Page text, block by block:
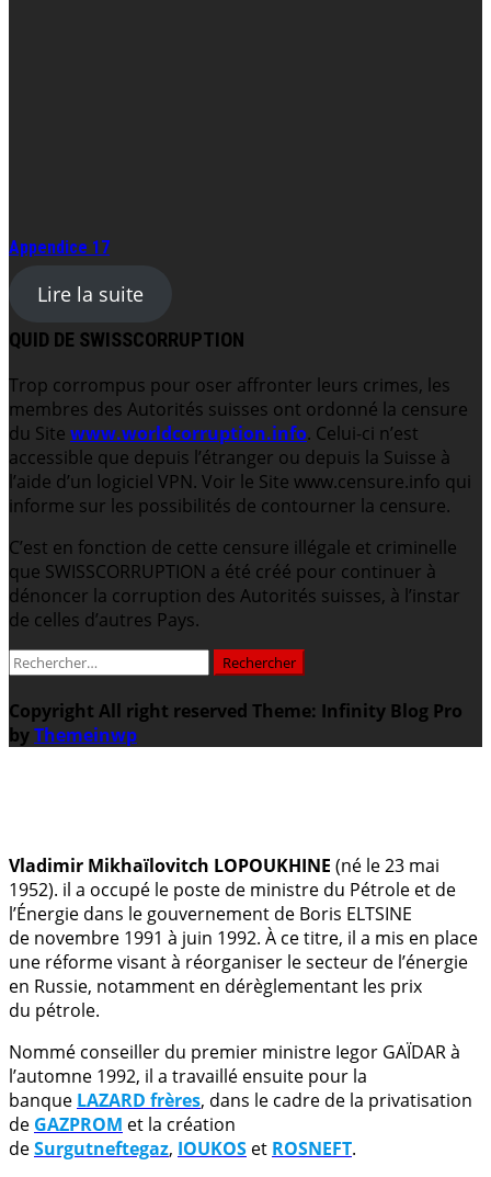
Appendice 17
Lire la suite
QUID DE SWISSCORRUPTION
Trop corrompus pour oser affronter leurs crimes, les
membres des Autorités suisses ont ordonné la censure
du Site www.worldcorruption.info. Celui-ci n’est
accessible que depuis l’étranger ou depuis la Suisse à
l’aide d’un logiciel VPN. Voir le Site www.censure.info qui
informe sur les possibilités de contourner la censure.
C’est en fonction de cette censure illégale et criminelle
que SWISSCORRUPTION a été créé pour continuer à
dénoncer la corruption des Autorités suisses, à l’instar
de celles d’autres Pays.
Rechercher :
Copyright All right reserved Theme: Infinity Blog Pro
byThemeinwp
Vladimir Mikhaïlovitch LOPOUKHINE (né le 23 mai
1952). il a occupé le poste de ministre du Pétrole et de
l’Énergie dans le gouvernement de Boris ELTSINE
de novembre 1991 à juin 1992. À ce titre, il a mis en place
une réforme visant à réorganiser le secteur de l’énergie
en Russie, notamment en dérèglementant les prix
du pétrole.
Nommé conseiller du premier ministre Iegor GAÏDAR à
l’automne 1992, il a travaillé ensuite pour la
banque LAZARD frères, dans le cadre de la privatisation
de GAZPROM et la création
deSurgutneftegaz, IOUKOS et ROSNEFT.